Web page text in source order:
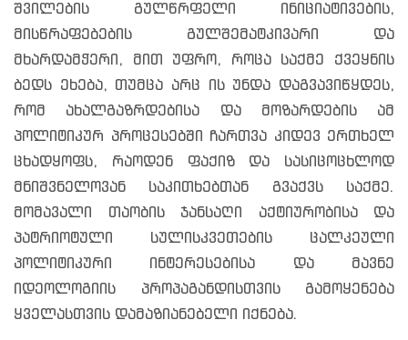
შვილების გულწრფელი ინიციატივების,
მისწრაფებების გულშემატკივარი და
მხარდამჭერი, მით უფრო, როცა საქმე ქვეყნის
ბედს ეხება, თუმცა არც ის უნდა დაგვავიწყდეს,
რომ ახალგაზრდებისა და მოზარდების ამ
პოლიტიკურ პროცესებში ჩართვა კიდევ ერთხელ
ცხადყოფს, რაოდენ ფაქიზ და სასიცოცხლოდ
მნიშვნელოვან საკითხებთან გვაქვს საქმე.
მომავალი თაობის ჯანსაღი აქტიურობისა და
პატრიოტული სულისკვეთების ცალკეული
პოლიტიკური ინტერესებისა და მავნე
იდეოლოგიის პროპაგანდისთვის გამოყენება
ყველასთვის დამაზიანებელი იქნება.